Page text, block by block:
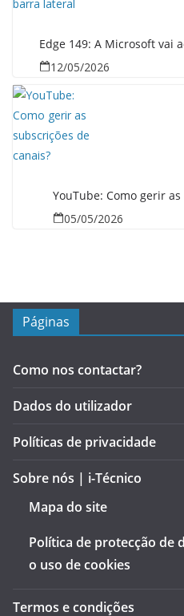
Edge 149: A Microsoft vai
12/05/2026
YouTube: Como gerir
05/05/2026
Páginas
Como nos contactar?
Dados do utilizador
Políticas de privacidade
Sobre nós | i-Técnico
Mapa do site
Política de protecção de
o uso de cookies
Termos e condições